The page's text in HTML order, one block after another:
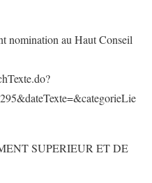
nomination au Haut Conseil
SUPERIEUR ET DE